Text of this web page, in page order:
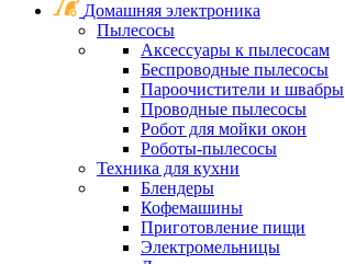
Домашняя электроника
Пылесосы
Аксессуары к пылесосам
Беспроводные пылесосы
Пароочистители и швабры
Проводные пылесосы
Робот для мойки окон
Роботы-пылесосы
Техника для кухни
Блендеры
Кофемашины
Приготовление пищи
Электромельницы